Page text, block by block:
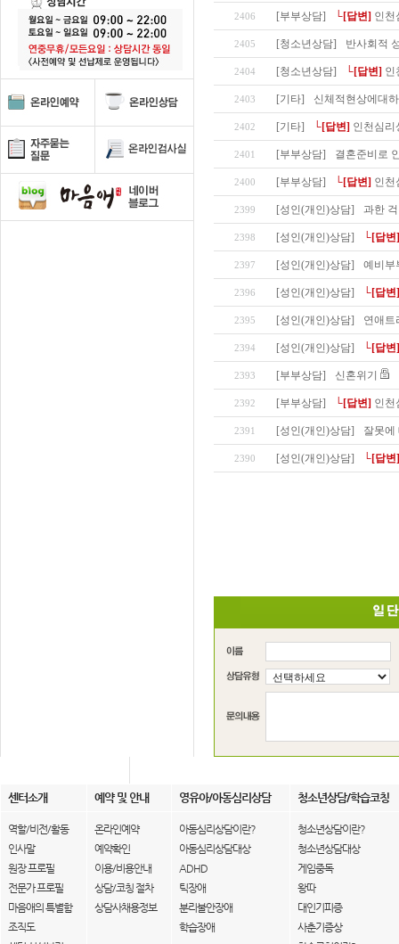
2406 [부부상담] └[답변] 인천
2405 [청소년상담] 반사회적
2404 [청소년상담] └[답변] 인
2403 [기타] 신체적현상에대
2402 [기타] └[답변] 인천심리
2401 [부부상담] 결혼준비로
2400 [부부상담] └[답변] 인천
2399 [성인(개인)상담] 과한
2398 [성인(개인)상담] └[답변]
2397 [성인(개인)상담] 예비부
2396 [성인(개인)상담] └[답변]
2395 [성인(개인)상담] 연애트
2394 [성인(개인)상담] └[답변]
2393 [부부상담] 신혼위기
2392 [부부상담] └[답변] 인천
2391 [성인(개인)상담] 잘못에
2390 [성인(개인)상담] └[답변]
센터소개 예약 및 안내 영유아/아동심리상담 청소년상담/학습코칭
역할/비전/활동
인사말
원장 프로필
전문가 프로필
마음애의 특별함
조직도
온라인예약
예약확인
이용/비용안내
상담/코칭 절차
상담사채용정보
아동심리상담이란?
아동심리상담대상
ADHD
틱장애
분리불안장애
학습장애
청소년상담이란?
청소년상담대상
게임중독
왕따
대인기피증
사춘기증상